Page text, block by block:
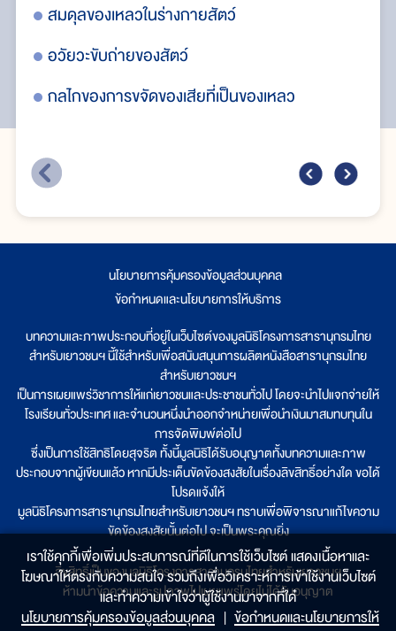
สมดุลของเหลวในร่างกายสัตว์
อวัยวะขับถ่ายของสัตว์
กลไกของการขจัดของเสียที่เป็นของเหลว
นโยบายการคุ้มครองข้อมูลส่วนบุคคล
ข้อกำหนดและนโยบายการให้บริการ
บทความและภาพประกอบที่อยู่ในเว็บไซต์ของมูลนิธิโครงการสารานุกรมไทย
สำหรับเยาวชนฯ นี้ใช้สำหรับเพื่อสนับสนุนการผลิตหนังสือสารานุกรมไทย
สำหรับเยาวชนฯ
เป็นการเผยแพร่วิชาการให้แก่เยาวชนและประชาชนทั่วไป โดยจะนำไปแจกจ่ายให้
โรงเรียนทั่วประเทศ และจำนวนหนึ่งนำออกจำหน่ายเพื่อนำเงินมาสมทบทุนใน
การจัดพิมพ์ต่อไป
ซึ่งเป็นการใช้สิทธิโดยสุจริต ทั้งนี้มูลนิธิได้รับอนุญาตทั้งบทความและภาพ
ประกอบจากผู้เขียนแล้ว หากมีประเด็นขัดข้องสงสัยในเรื่องลิขสิทธิ์อย่างใด ขอได้
โปรดแจ้งให้
มูลนิธิโครงการสารานุกรมไทยสำหรับเยาวชนฯ ทราบเพื่อพิจารณาแก้ไขความ
ขัดข้องสงสัยนั้นต่อไป จะเป็นพระคุณยิ่ง
ลิขสิทธิ์เป็นของมูลนิธิโครงการสารานุกรมไทยสำหรับเยาวชนฯ
ห้ามนำข้อความและรูปภาพไปเผยแพร่โดยไม่ได้รับอนุญาต
เราใช้คุกกี้เพื่อเพิ่มประสบการณ์ที่ดีในการใช้เว็บไซต์ แสดงเนื้อหาและ
โฆษณาให้ตรงกับความสนใจ รวมถึงเพื่อวิเคราะห์การเข้าใช้งานเว็บไซต์
และทำความเข้าใจว่าผู้ใช้งานมาจากที่ใด๋
นโยบายการคุ้มครองข้อมูลส่วนบุคคล | ข้อกำหนดและนโยบายการให้